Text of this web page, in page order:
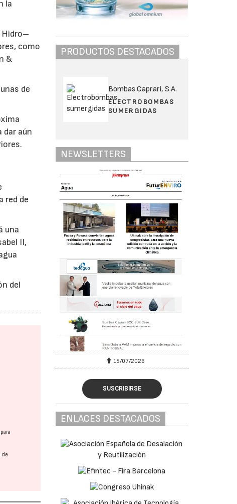
la
Hidro–
como
&
de
dar aún
red de
una
II,
del
de
PRODUCTOS DESTACADOS
Bombas Caprari, S.A.
ELECTROBOMBAS
SUMERGIDAS
NEWSLETTERS
15/07/2026
SUSCRIBIRSE
ENLACES DESTACADOS